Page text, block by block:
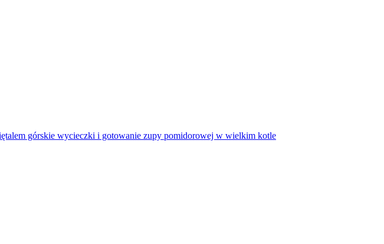
górskie wycieczki i gotowanie zupy pomidorowej w wielkim kotle